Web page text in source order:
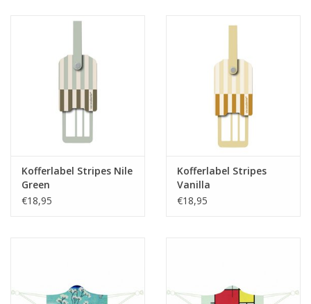
Kofferlabel Stripes Nile
Green
€18,95
Kofferlabel Stripes
Vanilla
€18,95